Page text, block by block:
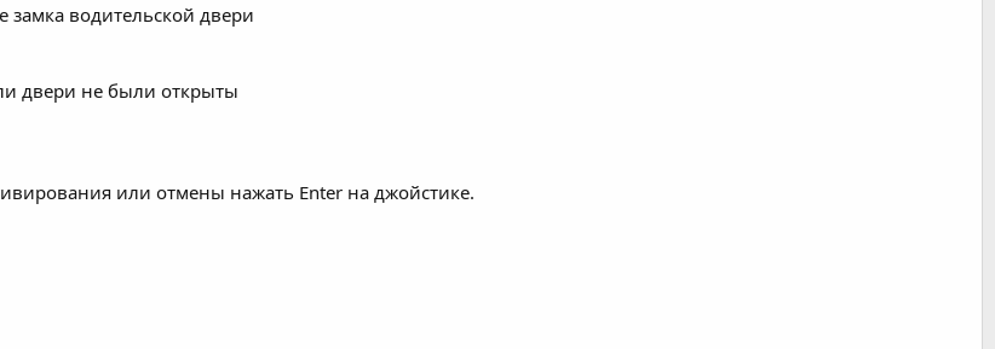
замка водительской двери
двери не были открыты
или отмены нажать Enter на джойстике.